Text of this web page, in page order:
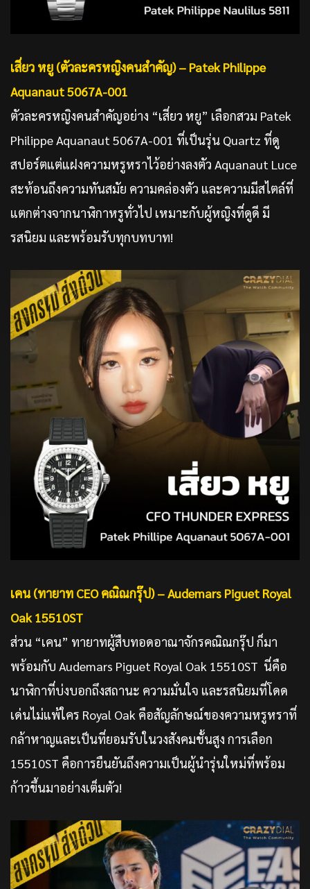
เสี่ยว หยู (ตัวละครหญิงคนสำคัญ) – Patek Philippe
Aquanaut 5067A-001
ตัวละครหญิงคนสำคัญอย่าง “เสี่ยว หยู” เลือกสวม Patek
Philippe Aquanaut 5067A-001 ที่เป็นรุ่น Quartz ที่ดู
สปอร์ตแต่แฝงความหรูหราไว้อย่างลงตัว Aquanaut Luce
สะท้อนถึงความทันสมัย ความคล่องตัว และความมีสไตล์ที่
แตกต่างจากนาฬิกาหรูทั่วไป เหมาะกับผู้หญิงที่ดูดี มี
รสนิยม และพร้อมรับทุกบทบาท!
เคน (ทายาท CEOคณิณกรุ๊ป) –Audemars Piguet Royal
Oak 15510ST
ส่วน “เคน” ทายาทผู้สืบทอดอาณาจักรคณิณกรุ๊ป ก็มา
พร้อมกับ Audemars Piguet Royal Oak 15510ST นี่คือ
นาฬิกาที่บ่งบอกถึงสถานะ ความมั่นใจ และรสนิยมที่โดด
เด่นไม่แพ้ใคร Royal Oak คือสัญลักษณ์ของความหรูหราที่
กล้าหาญและเป็นที่ยอมรับในวงสังคมชั้นสูง การเลือก
15510ST คือการยืนยันถึงความเป็นผู้นำรุ่นใหม่ที่พร้อม
ก้าวขึ้นมาอย่างเต็มตัว!